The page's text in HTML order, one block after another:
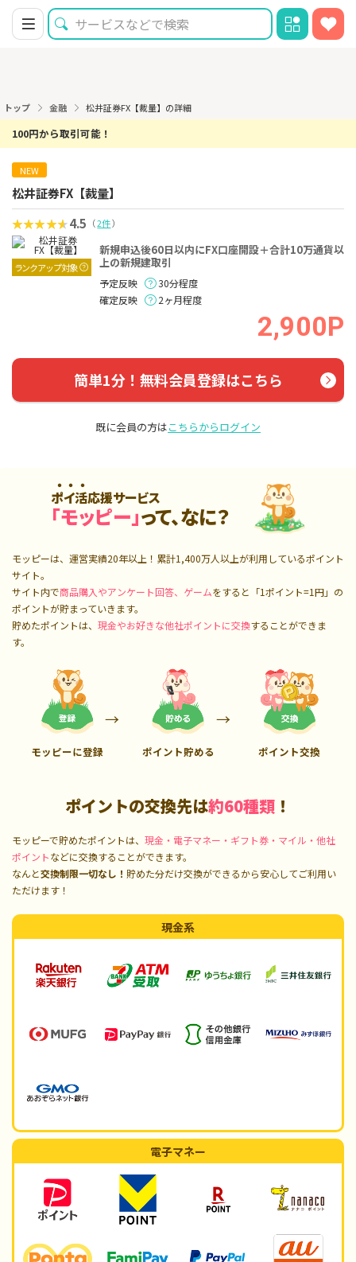
トップ 金融 松井証券FX【裁量】の詳細
100円から取引可能！
NEW
松井証券FX【裁量】
4.5 （2件）
ランクアップ対象
新規申込後60日以内にFX口座開設＋合計10万通貨以
上の新規建取引
予定反映
30分程度
確定反映
2ヶ月程度
2,900P
簡単1分！無料会員登録はこちら
既に会員の方はこちらからログイン
ポイ活応援サービス
「モッピー」って、なに？
モッピーは、運営実績20年以上！累計1,400万人以上が利用しているポイント
サイト。
サイト内で商品購入やアンケート回答、ゲームをすると「1ポイント=1円」の
ポイントが貯まっていきます。
貯めたポイントは、 現金やお好きな他社ポイントに交換することができま
す。
モッピーに登録 ポイント貯める ポイント交換
ポイントの交換先は約60種類 ！
モッピーで貯めたポイントは、 現金・電子マネー・ギフト券・マイル・他社
ポイントなどに交換することができます。
なんと交換制限一切なし！ 貯めた分だけ交換ができるから安心してご利用い
ただけます！
現金系
電子マネー